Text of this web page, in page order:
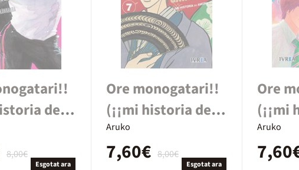
de
8,00€
Esgotat ara
Ore monogatari!!
(¡¡mi historia de
amor!!) #7
Aruko
8,00€
7,60€ Esgotat ara
Ore
(¡¡mi
Aruko